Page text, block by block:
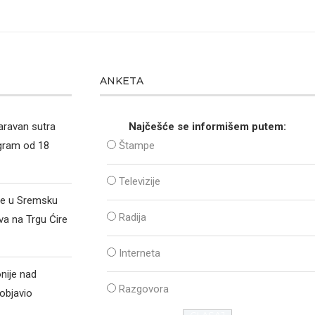
sutra
od 18
u Sremsku
na Trgu Ćire
nad
ANKETA
Najčešće se informišem putem:
Štampe
Televizije
Radija
Interneta
Razgovora